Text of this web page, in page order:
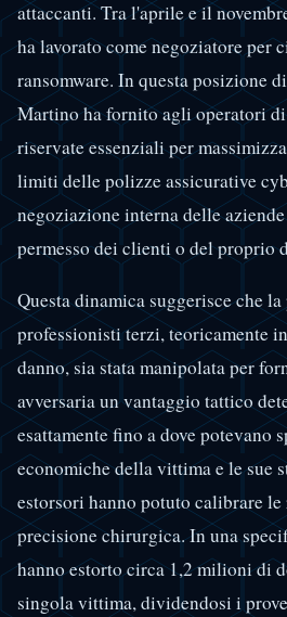
attaccanti. Tra l'aprile e il
ha lavorato come negoziatore per
ransomware. In questa posizione
Martino ha fornito agli operatori
riservate essenziali per
limiti delle polizze assicurative
negoziazione interna delle
permesso dei clienti o del proprio
Questa dinamica suggerisce che
professionisti terzi, teoricamente
danno, sia stata manipolata per
avversaria un vantaggio tattico
esattamente fino a dove potevano
economiche della vittima e le sue
estorsori hanno potuto calibrare
precisione chirurgica. In una
hanno estorto circa 1,2 milioni di
singola vittima, dividendosi i